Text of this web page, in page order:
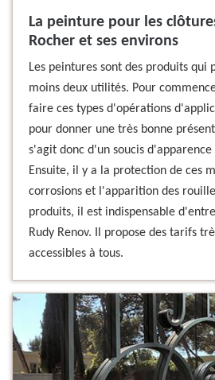
La peinture pour les
Rocher et ses environs
Les peintures sont des produits qui
moins deux utilités. Pour
faire ces types d'opérations
pour donner une très bonne
s'agit donc d'un soucis
Ensuite, il y a la protection de ces
corrosions et l'apparition des
produits, il est indispensable
Rudy Renov. Il propose des tarifs
accessibles à tous.